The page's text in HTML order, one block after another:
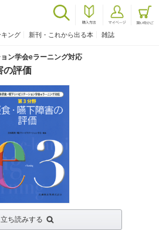
キング 新刊・これから出る本 雑誌
ン学会eラーニング対応
の評価
立ち読みする